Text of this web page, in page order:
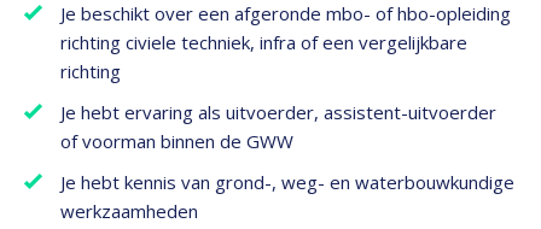
Je beschikt over een afgeronde mbo- of hbo-opleiding
richting civiele techniek, infra of een vergelijkbare
richting
Je hebt ervaring als uitvoerder, assistent-uitvoerder
of voorman binnen de GWW
Je hebt kennis van grond-, weg- en waterbouwkundige
werkzaamheden